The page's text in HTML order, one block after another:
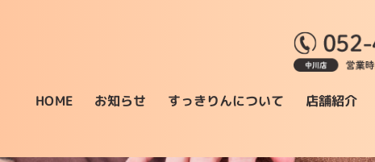
HOME お知らせ すっきりんについて 店舗紹介